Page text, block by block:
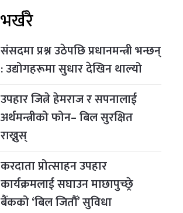
भर्खरै
संसदमा प्रश्न उठेपछि प्रधानमन्त्री भन्छन्
: उद्योगहरूमा सुधार देखिन थाल्यो
उपहार जित्ने हेमराज र सपनालाई
अर्थमन्त्रीको फोन– बिल सुरक्षित
राख्नुस्
करदाता प्रोत्साहन उपहार
कार्यक्रमलाई सघाउन माछापुच्छ्रे
बैंकको ‘बिल जितौँ’ सुविधा